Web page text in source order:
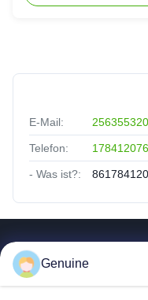
E-Mail:
Telefon:
- Was ist?:
Genuine